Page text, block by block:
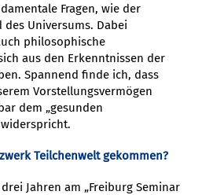
Fragen, wie der
Universums. Dabei
philosophische
aus den Erkenntnissen der
Spannend finde ich, dass
Vorstellungsvermögen
dem „gesunden
Teilchenwelt gekommen?
Jahren am „Freiburg Seminar